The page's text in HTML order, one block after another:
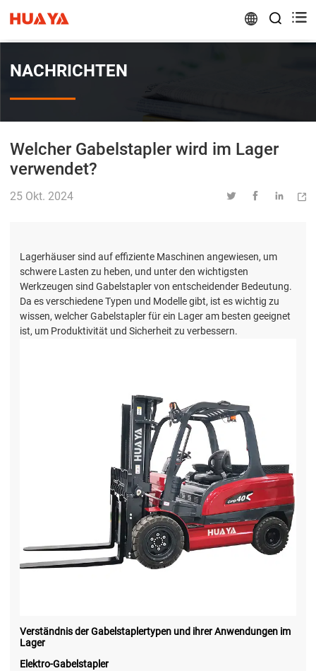
 
NACHRICHTEN
Welcher Gabelstapler wird im Lager
verwendet?
25 Okt. 2024    
Lagerhäuser sind auf effiziente Maschinen angewiesen, um
schwere Lasten zu heben, und unter den wichtigsten
Werkzeugen sind Gabelstapler von entscheidender Bedeutung.
Da es verschiedene Typen und Modelle gibt, ist es wichtig zu
wissen, welcher Gabelstapler für ein Lager am besten geeignet
ist, um Produktivität und Sicherheit zu verbessern.
Verständnis der Gabelstaplertypen und ihrer Anwendungen im
Lager
Elektro-Gabelstapler